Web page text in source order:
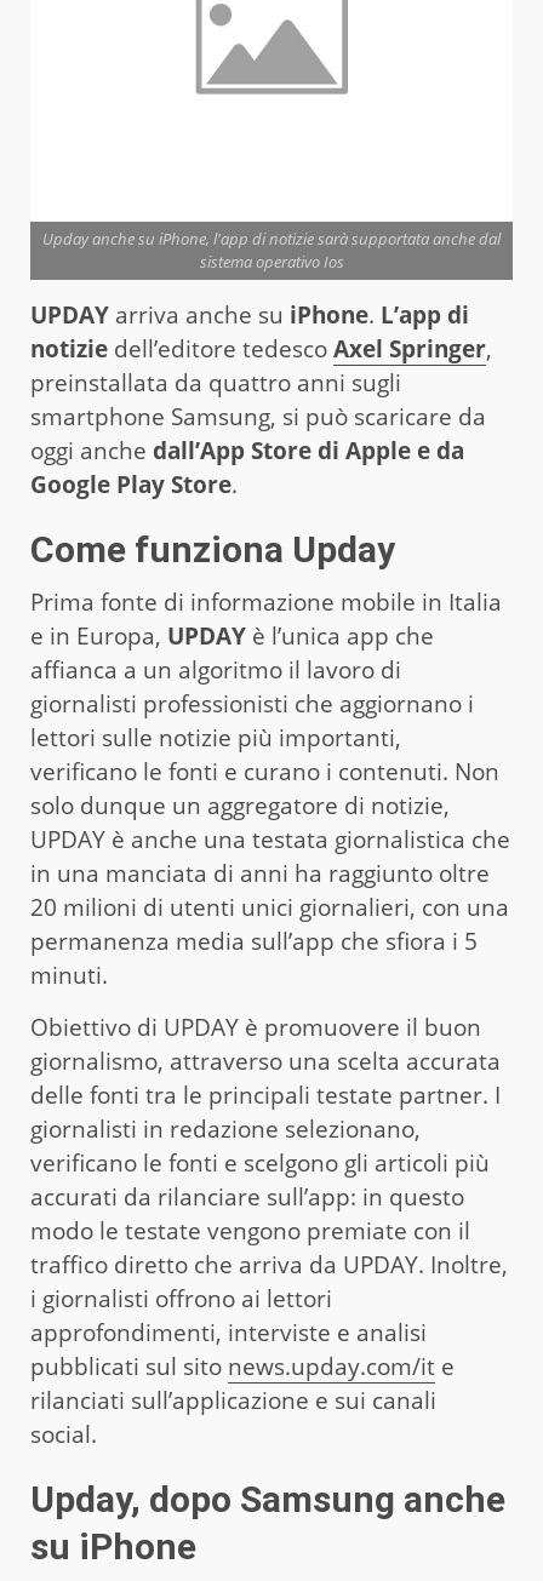
Upday anche su iPhone, l'app di notizie sarà supportata anche dal
sistema operativo Ios
UPDAY arriva anche su iPhone. L’app di
notizie dell’editore tedescoAxel Springer,
preinstallata da quattro anni sugli
smartphone Samsung, si può scaricare da
oggi anche dall’App Store di Apple e da
Google Play Store.
Come funziona Upday
Prima fonte di informazione mobile in Italia
e in Europa, UPDAY è l’unica app che
affianca a un algoritmo il lavoro di
giornalisti professionisti che aggiornano i
lettori sulle notizie più importanti,
verificano le fonti e curano i contenuti. Non
solo dunque un aggregatore di notizie,
UPDAY è anche una testata giornalistica che
in una manciata di anni ha raggiunto oltre
20 milioni di utenti unici giornalieri, con una
permanenza media sull’app che sfiora i 5
minuti.
Obiettivo di UPDAY è promuovere il buon
giornalismo, attraverso una scelta accurata
delle fonti tra le principali testate partner. I
giornalisti in redazione selezionano,
verificano le fonti e scelgono gli articoli più
accurati da rilanciare sull’app: in questo
modo le testate vengono premiate con il
traffico diretto che arriva da UPDAY. Inoltre,
i giornalisti offrono ai lettori
approfondimenti, interviste e analisi
pubblicati sul sito news.upday.com/it e
rilanciati sull’applicazione e sui canali
social.
Upday, dopo Samsung anche
su iPhone